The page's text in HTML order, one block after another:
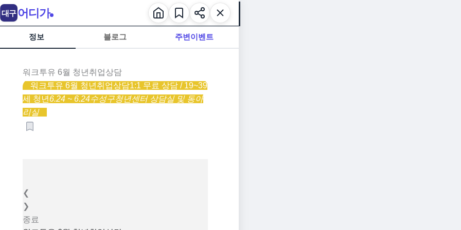
정보 블로그 주변이벤트
워크투유 6월 청년취업상담
워크투유 6월 청년취업상담1:1 무료 상담 / 19~39
세 청년 6.24 ~ 6.24수성구청년센터 상담실 및 동아
리실
❮
❯
종료
대구 어디가